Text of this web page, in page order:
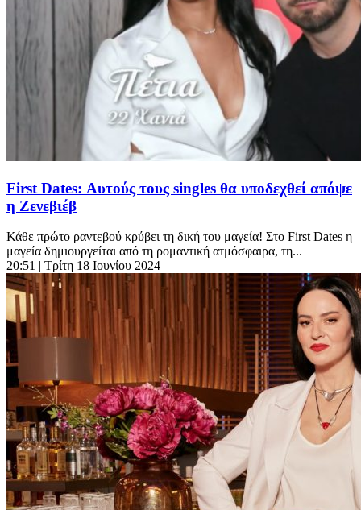
First Dates: Αυτούς τους singles θα υποδεχθεί απόψε
η Ζενεβιέβ
Κάθε πρώτο ραντεβού κρύβει τη δική του μαγεία! Στο First Dates η
μαγεία δημιουργείται από τη ρομαντική ατμόσφαιρα, τη...
20:51 | Τρίτη 18 Ιουνίου 2024